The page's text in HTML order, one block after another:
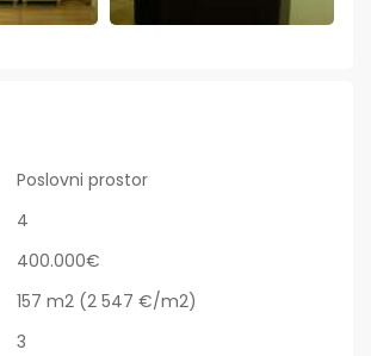
Poslovni prostor
4
400.000€
157 m2 (2 547 €/m2)
3